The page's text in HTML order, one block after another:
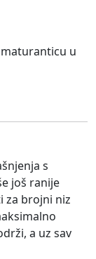
u
s
još ranije
za brojni niz
a uz sav